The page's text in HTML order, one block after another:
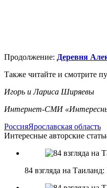
Продолжение: Деревня
Также читайте и смотрите
Игорь и Лариса Ширяевы
Интернет-СМИ
РоссияЯрославская область
Интересные авторские
84 взгляда на Таиланд: